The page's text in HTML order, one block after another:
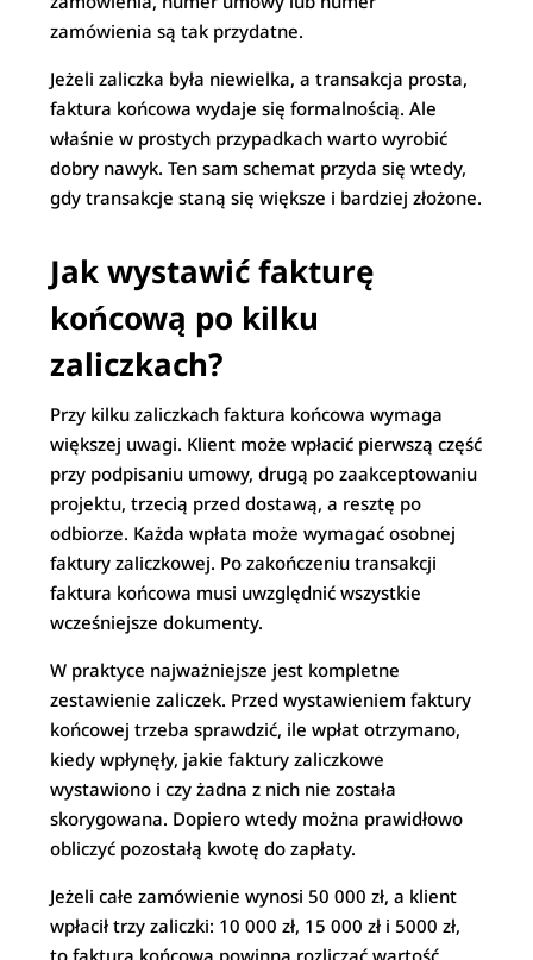
zamówienia są tak przydatne.
Jeżeli zaliczka była niewielka, a transakcja prosta,
faktura końcowa wydaje się formalnością. Ale
właśnie w prostych przypadkach warto wyrobić
dobry nawyk. Ten sam schemat przyda się wtedy,
gdy transakcje staną się większe i bardziej złożone.
Jak wystawić fakturę
końcową po kilku
zaliczkach?
Przy kilku zaliczkach faktura końcowa wymaga
większej uwagi. Klient może wpłacić pierwszą część
przy podpisaniu umowy, drugą po zaakceptowaniu
projektu, trzecią przed dostawą, a resztę po
odbiorze. Każda wpłata może wymagać osobnej
faktury zaliczkowej. Po zakończeniu transakcji
faktura końcowa musi uwzględnić wszystkie
wcześniejsze dokumenty.
W praktyce najważniejsze jest kompletne
zestawienie zaliczek. Przed wystawieniem faktury
końcowej trzeba sprawdzić, ile wpłat otrzymano,
kiedy wpłynęły, jakie faktury zaliczkowe
wystawiono i czy żadna z nich nie została
skorygowana. Dopiero wtedy można prawidłowo
obliczyć pozostałą kwotę do zapłaty.
Jeżeli całe zamówienie wynosi 50 000 zł, a klient
wpłacił trzy zaliczki: 10 000 zł, 15 000 zł i 5000 zł,
to faktura końcowa powinna rozliczać wartość